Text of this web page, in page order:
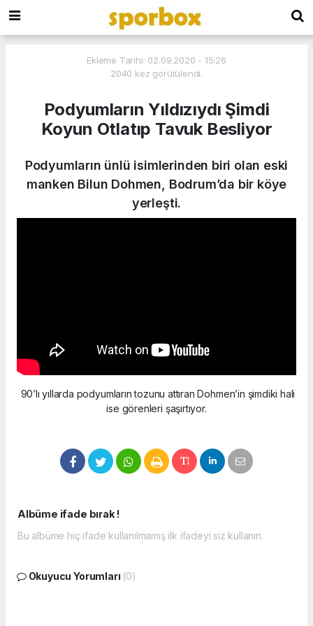
Ekleme Tarihi: 02.09.2020 - 15:26
2040 kez görütülendi.
Podyumların Yıldızıydı Şimdi
Koyun Otlatıp Tavuk Besliyor
Podyumların ünlü isimlerinden biri olan eski
manken Bilun Dohmen, Bodrum’da bir köye
yerleşti.
90’lı yıllarda podyumların tozunu attıran Dohmen’in şimdiki hali
ise görenleri şaşırtıyor.
Albüme ifade bırak !
Bu albüme hiç ifade kullanılmamış ilk ifadeyi siz kullanın.
Okuyucu Yorumları (0)